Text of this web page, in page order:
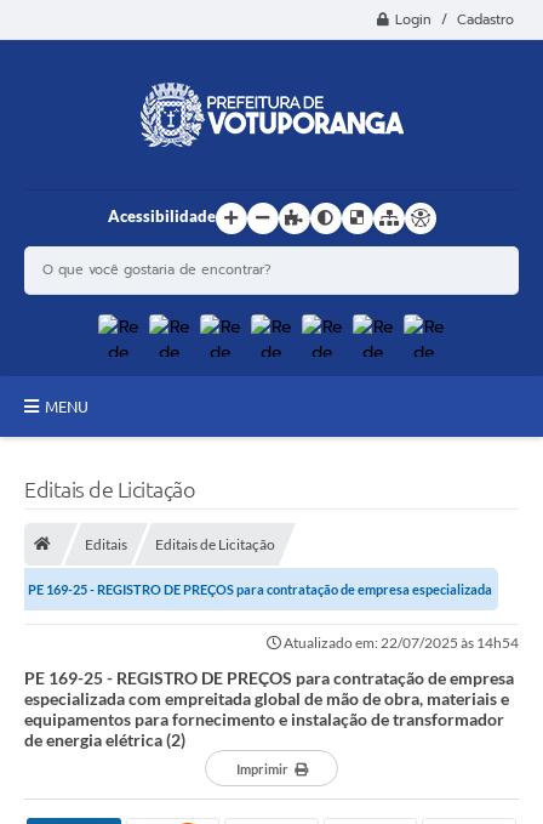
Login / Cadastro
Acessibilidade
MENU
SIC
Diário Oficial
Editais de Licitação
Editais Editais de Licitação
PE 169-25 - REGISTRO DE PREÇOS para contratação de empresa especializada
Atualizado em: 22/07/2025 às 14h54
PE 169-25 - REGISTRO DE PREÇOS para contratação de empresa
especializada com empreitada global de mão de obra, materiais e
equipamentos para fornecimento e instalação de transformador
de energia elétrica (2)
Imprimir